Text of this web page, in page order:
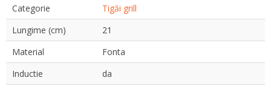
Categorie
Tigăi grill
Lungime (cm)
21
Material
Fonta
Inductie
da